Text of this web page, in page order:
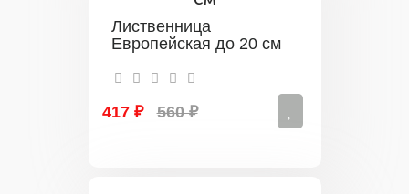
Лиственница
Европейская до 20 см
417 ₽ 560 ₽